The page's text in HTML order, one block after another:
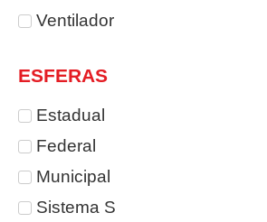
Ventilador
ESFERAS
Estadual
Federal
Municipal
Sistema S